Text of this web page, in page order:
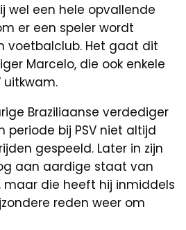
wel een hele opvallende
er een speler wordt
voetbalclub. Het gaat dit
Marcelo, die ook enkele
uitkwam.
Braziliaanse verdediger
periode bij PSV niet altijd
gespeeld. Later in zijn
aan aardige staat van
maar die heeft hij inmiddels
reden weer om